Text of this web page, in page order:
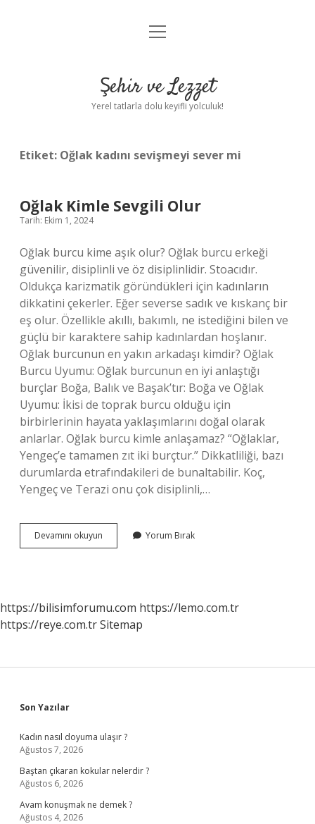
Anasayfa
Yasal Uyarı
menüyü
Şehir ve Lezzet
Yerel tatlarla dolu keyifli yolculuk!
Etiket: Oğlak kadını sevişmeyi sever mi
Oğlak Kimle Sevgili Olur
Tarih: Ekim 1, 2024
Oğlak burcu kime aşık olur? Oğlak burcu erkeği
güvenilir, disiplinli ve öz disiplinlidir. Stoacıdır.
Oldukça karizmatik göründükleri için kadınların
dikkatini çekerler. Eğer severse sadık ve kıskanç bir
eş olur. Özellikle akıllı, bakımlı, ne istediğini bilen ve
güçlü bir karaktere sahip kadınlardan hoşlanır.
Oğlak burcunun en yakın arkadaşı kimdir? Oğlak
Burcu Uyumu: Oğlak burcunun en iyi anlaştığı
burçlar Boğa, Balık ve Başak’tır: Boğa ve Oğlak
Uyumu: İkisi de toprak burcu olduğu için
birbirlerinin hayata yaklaşımlarını doğal olarak
anlarlar. Oğlak burcu kimle anlaşamaz? “Oğlaklar,
Yengeç’e tamamen zıt iki burçtur.” Dikkatliliği, bazı
durumlarda etrafındakileri de bunaltabilir. Koç,
Yengeç ve Terazi onu çok disiplinli,…
Devamını okuyun
Kimle
Yorum Bırak
https://bilisimforumu.com https://lemo.com.tr
https://reye.com.trSitemap
Sidebar
Son Yazılar
Kadın nasıl doyuma ulaşır ?
Ağustos 7, 2026
Baştan çıkaran kokular nelerdir ?
Ağustos 6, 2026
Avam konuşmak ne demek ?
Ağustos 4, 2026